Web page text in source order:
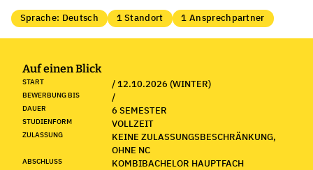
Sprache: Deutsch 1 Standort 1 Ansprechpartner
Auf einen Blick
START / 12.10.2026 (WINTER)
BEWERBUNG BIS /
DAUER 6 SEMESTER
STUDIENFORM VOLLZEIT
ZULASSUNG
KEINE ZULASSUNGSBESCHRÄNKUNG,
OHNE NC
ABSCHLUSS KOMBIBACHELOR HAUPTFACH